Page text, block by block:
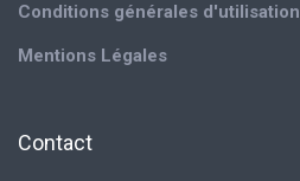
Conditions générales d'utilisation
Mentions Légales
Contact